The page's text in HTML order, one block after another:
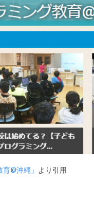
@沖縄」 より引用